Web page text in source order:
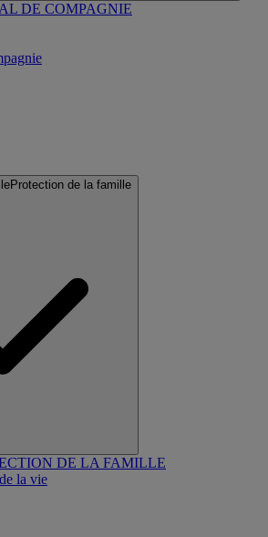
DE COMPAGNIE
Protection de la famille
DE LA FAMILLE
la vie